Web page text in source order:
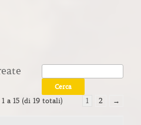
a 15 (di 19 totali) 1 2 →